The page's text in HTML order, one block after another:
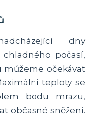
dny
chladného počasí,
můžeme očekávat
teploty se
bodu mrazu,
občasné sněžení.